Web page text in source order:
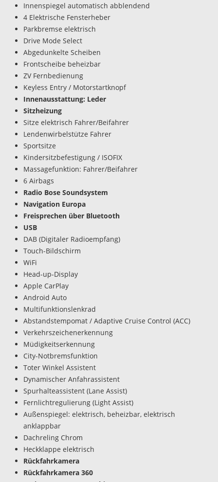
Innenspiegel automatisch abblendend
4 Elektrische Fensterheber
Parkbremse elektrisch
Drive Mode Select
Abgedunkelte Scheiben
Frontscheibe beheizbar
ZV Fernbedienung
Keyless Entry / Motorstartknopf
Innenausstattung: Leder
Sitzheizung
Sitze elektrisch Fahrer/Beifahrer
Lendenwirbelstütze Fahrer
Sportsitze
Kindersitzbefestigung / ISOFIX
Massagefunktion: Fahrer/Beifahrer
6 Airbags
Radio Bose Soundsystem
Navigation Europa
Freisprechen über Bluetooth
USB
DAB (Digitaler Radioempfang)
Touch-Bildschirm
WiFi
Head-up-Display
Apple CarPlay
Android Auto
Multifunktionslenkrad
Abstandstempomat / Adaptive Cruise Control (ACC)
Verkehrszeichenerkennung
Müdigkeitserkennung
City-Notbremsfunktion
Toter Winkel Assistent
Dynamischer Anfahrassistent
Spurhalteassistent (Lane Assist)
Fernlichtregulierung (Light Assist)
Außenspiegel: elektrisch, beheizbar, elektrisch
anklappbar
Dachreling Chrom
Heckklappe elektrisch
Rückfahrkamera
Rückfahrkamera 360